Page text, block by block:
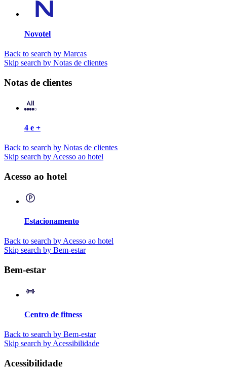
Novotel
Back to search by Marcas
Skip search by Notas de clientes
Notas de clientes
4 e +
Back to search by Notas de clientes
Skip search by Acesso ao hotel
Acesso ao hotel
Estacionamento
Back to search by Acesso ao hotel
Skip search by Bem-estar
Bem-estar
Centro de fitness
Back to search by Bem-estar
Skip search by Acessibilidade
Acessibilidade